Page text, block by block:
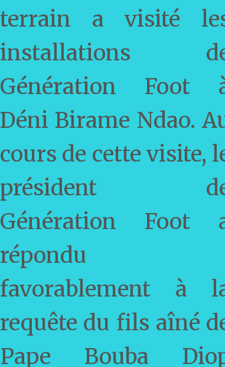
terrain a visité
installations
Génération Foot
Déni Birame Ndao.
cours de cette visite,
président
Génération Foot
répondu
favorablement à
requête du fils aîné
Pape Bouba